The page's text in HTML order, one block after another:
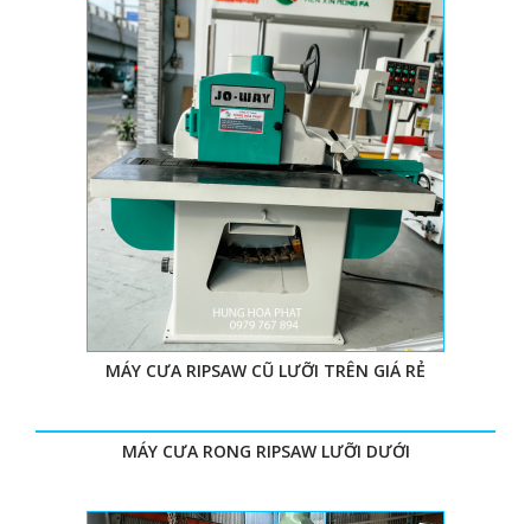
MÁY CƯA RIPSAW CŨ LƯỠI TRÊN GIÁ RẺ
MÁY CƯA RONG RIPSAW LƯỠI DƯỚI